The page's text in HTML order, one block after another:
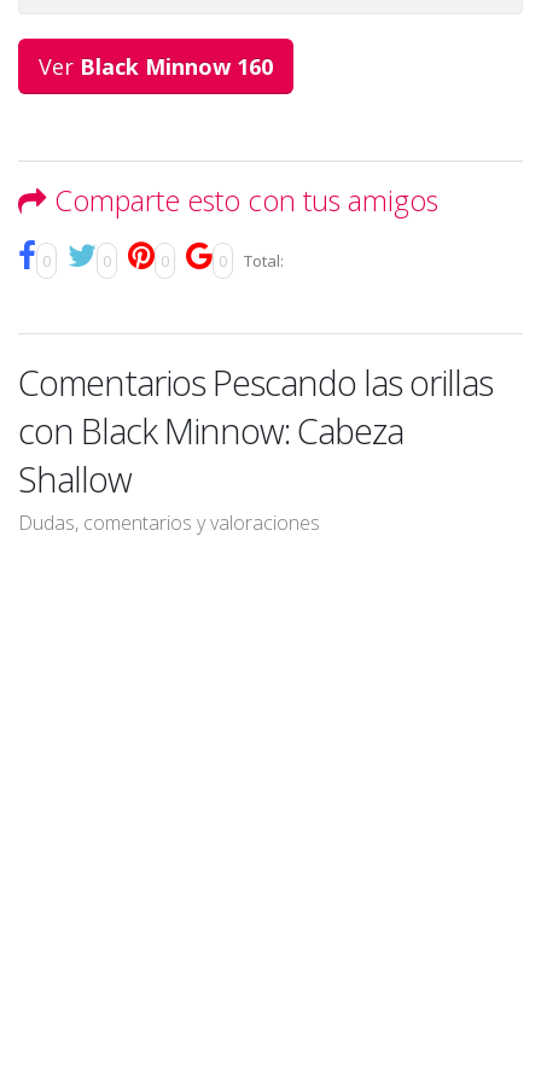
Ver Black Minnow 160
Comparte esto con tus amigos
0 0 0 0 Total:
Comentarios Pescando las orillas
con Black Minnow: Cabeza
Shallow
Dudas, comentarios y valoraciones